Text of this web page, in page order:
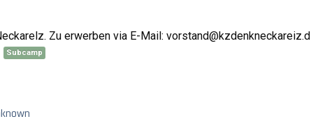
Zu erwerben via E-Mail: vorstand@kzdenkneckareiz.d
Subcamp